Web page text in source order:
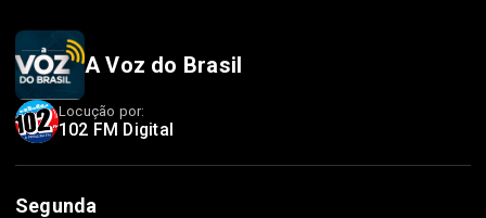
A Voz do Brasil
Locução por:
102 FM Digital
Segunda